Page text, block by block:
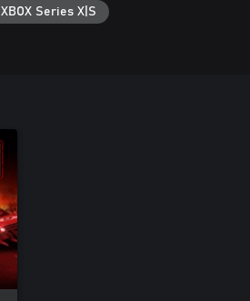
XBOX Series X|S